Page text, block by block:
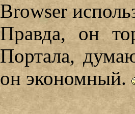
Browser
Правда, он
Портала,
он экономный.